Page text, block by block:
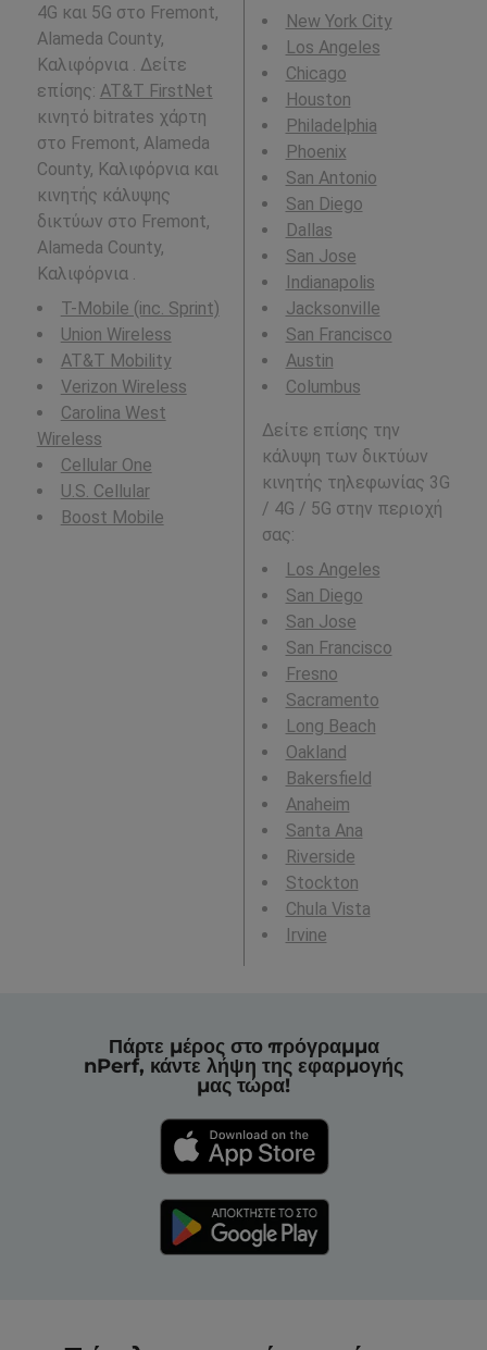
4G και 5G στο Fremont,
Alameda County,
Καλιφόρνια . Δείτε
επίσης: AT&T FirstNet
κινητό bitrates χάρτη
στο Fremont, Alameda
County, Καλιφόρνια και
κινητής κάλυψης
δικτύων στο Fremont,
Alameda County,
Καλιφόρνια .
T-Mobile (inc. Sprint)
Union Wireless
AT&T Mobility
Verizon Wireless
Carolina West
Wireless
Cellular One
U.S. Cellular
Boost Mobile
New York City
Los Angeles
Chicago
Houston
Philadelphia
Phoenix
San Antonio
San Diego
Dallas
San Jose
Indianapolis
Jacksonville
San Francisco
Austin
Columbus
Δείτε επίσης την
κάλυψη των δικτύων
κινητής τηλεφωνίας 3G
/ 4G / 5G στην περιοχή
σας:
Los Angeles
San Diego
San Jose
San Francisco
Fresno
Sacramento
Long Beach
Oakland
Bakersfield
Anaheim
Santa Ana
Riverside
Stockton
Chula Vista
Irvine
Πάρτε μέρος στο πρόγραμμα
nPerf, κάντε λήψη της εφαρμογής
μας τώρα!